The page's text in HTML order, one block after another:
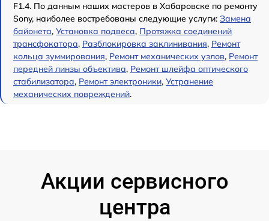
F1.4. По данным наших мастеров в Хабаровске по ремонту
Sony, наиболее востребованы следующие услуги: Замена
байонета, Установка подвеса, Протяжка соединений
трансфокатора, Разблокировка заклинивания, Ремонт
кольца зуммирования, Ремонт механических узлов, Ремонт
передней линзы объектива, Ремонт шлейфа оптического
стабилизатора, Ремонт электроники, Устранение
механических повреждений.
Акции сервисного
центра